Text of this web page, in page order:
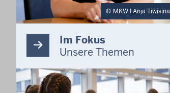
MKW I Anja Tiwisina
Im Fokus
Unsere Themen